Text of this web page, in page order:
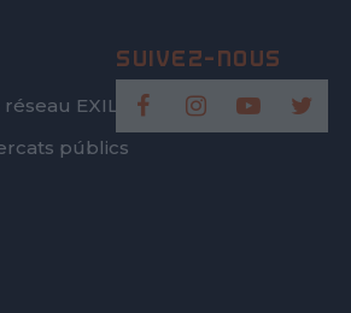
réseau EXILIS
públics